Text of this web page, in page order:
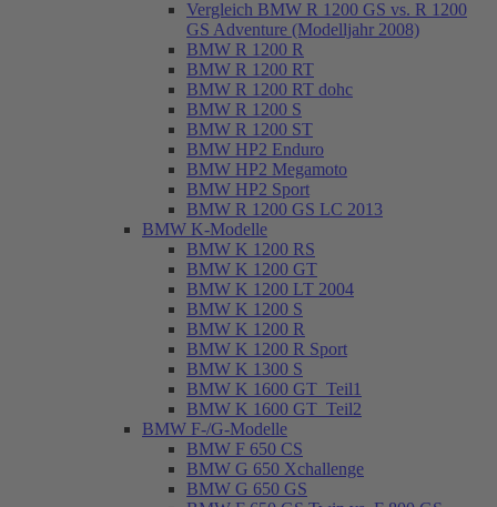
Vergleich BMW R 1200 GS vs. R 1200
GS Adventure (Modelljahr 2008)
BMW R 1200 R
BMW R 1200 RT
BMW R 1200 RT dohc
BMW R 1200 S
BMW R 1200 ST
BMW HP2 Enduro
BMW HP2 Megamoto
BMW HP2 Sport
BMW R 1200 GS LC 2013
BMW K-Modelle
BMW K 1200 RS
BMW K 1200 GT
BMW K 1200 LT 2004
BMW K 1200 S
BMW K 1200 R
BMW K 1200 R Sport
BMW K 1300 S
BMW K 1600 GT_Teil1
BMW K 1600 GT_Teil2
BMW F-/G-Modelle
BMW F 650 CS
BMW G 650 Xchallenge
BMW G 650 GS